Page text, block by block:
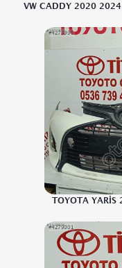
VW CADDY 2020 2024
TOYOTA